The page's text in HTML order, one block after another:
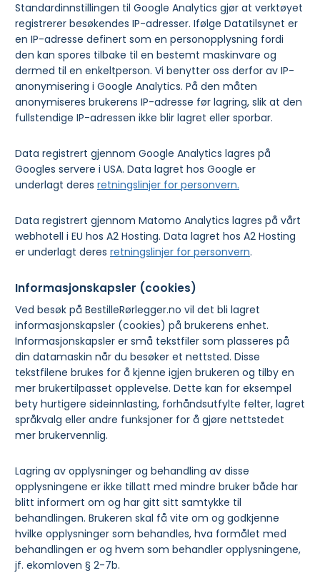
Standardinnstillingen til Google Analytics gjør at verktøyet
registrerer besøkendes IP-adresser. Ifølge Datatilsynet er
en IP-adresse definert som en personopplysning fordi
den kan spores tilbake til en bestemt maskinvare og
dermed til en enkeltperson. Vi benytter oss derfor av IP-
anonymisering i Google Analytics. På den måten
anonymiseres brukerens IP-adresse før lagring, slik at den
fullstendige IP-adressen ikke blir lagret eller sporbar.
Data registrert gjennom Google Analytics lagres på
Googles servere i USA. Data lagret hos Google er
underlagt deres retningslinjer for personvern.
Data registrert gjennom Matomo Analytics lagres på vårt
webhotell i EU hos A2 Hosting. Data lagret hos A2 Hosting
er underlagt deres retningslinjer for personvern.
Informasjonskapsler (cookies)
Ved besøk på BestilleRørlegger.no vil det bli lagret
informasjonskapsler (cookies) på brukerens enhet.
Informasjonskapsler er små tekstfiler som plasseres på
din datamaskin når du besøker et nettsted. Disse
tekstfilene brukes for å kjenne igjen brukeren og tilby en
mer brukertilpasset opplevelse. Dette kan for eksempel
bety hurtigere sideinnlasting, forhåndsutfylte felter, lagret
språkvalg eller andre funksjoner for å gjøre nettstedet
mer brukervennlig.
Lagring av opplysninger og behandling av disse
opplysningene er ikke tillatt med mindre bruker både har
blitt informert om og har gitt sitt samtykke til
behandlingen. Brukeren skal få vite om og godkjenne
hvilke opplysninger som behandles, hva formålet med
behandlingen er og hvem som behandler opplysningene,
jf. ekomloven § 2-7b.